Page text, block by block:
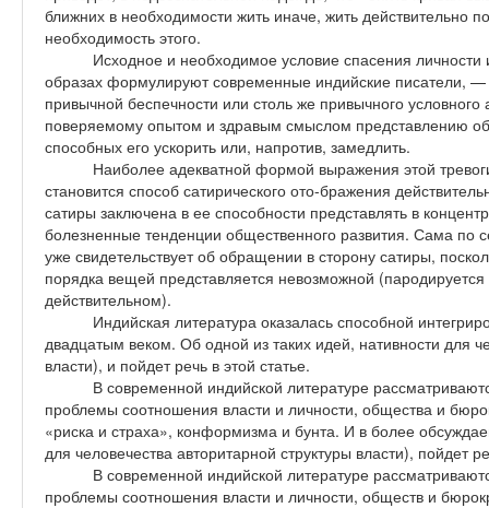
ближних в необходимости жить иначе, жить действительно
необходимость этого.
Исходное и необходимое условие спасения личности
образах формулируют современные индийские писатели,
привычной беспечности или столь же привычного
поверяемому опытом и здравым смыслом представлению
способных его ускорить или, напротив, замедлить.
Наиболее адекватной формой выражения этой
становится способ сатирического ото-бражения
сатиры заключена в ее способности представлять в
болезненные тенденции общественного развития. Сама по
уже свидетельствует об обращении в сторону сатиры,
порядка вещей представляется невозможной
действительном).
Индийская литература оказалась способной
двадцатым веком. Об одной из таких идей, нативности для
власти), и пойдет речь в этой статье.
В современной индийской литературе
проблемы соотношения власти и личности, общества и
«риска и страха», конформизма и бунта. И в более
для человечества авторитарной структуры власти), пойдет
В современной индийской литературе
проблемы соотношения власти и личности, обществ и